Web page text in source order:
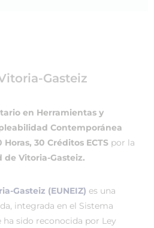
Gasteiz
en Herramientas y
Contemporánea
Horas, 30 Créditos ECTS por la
de Vitoria-Gasteiz.
Gasteiz (EUNEIZ) es una
integrada en el Sistema
ha sido reconocida por Ley